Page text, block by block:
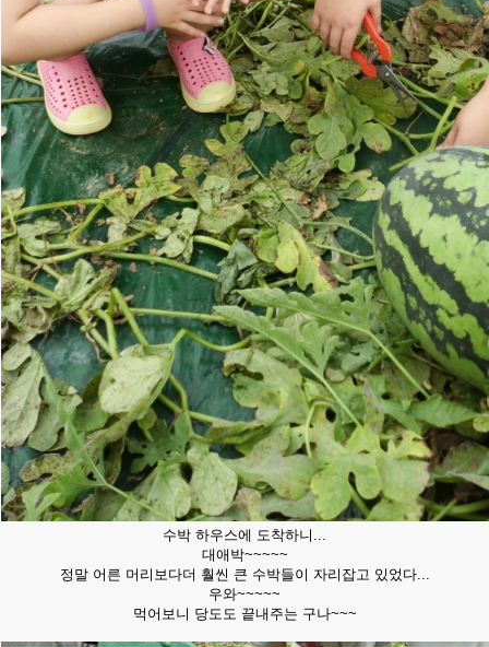
수박 하우스에 도착하니...
대애박~~~~~
정말 어른 머리보다더 훨씬 큰 수박들이 자리잡고 있었다...
우와~~~~~
먹어보니 당도도 끝내주는 구나~~~